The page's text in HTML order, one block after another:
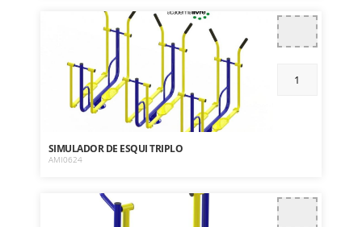
SIMULADOR DE ESQUI TRIPLO
AMI0624